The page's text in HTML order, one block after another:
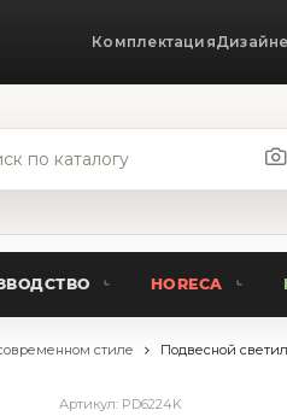
Комплектация
HORECA
стиле Подвесной
Артикул: PD6224K